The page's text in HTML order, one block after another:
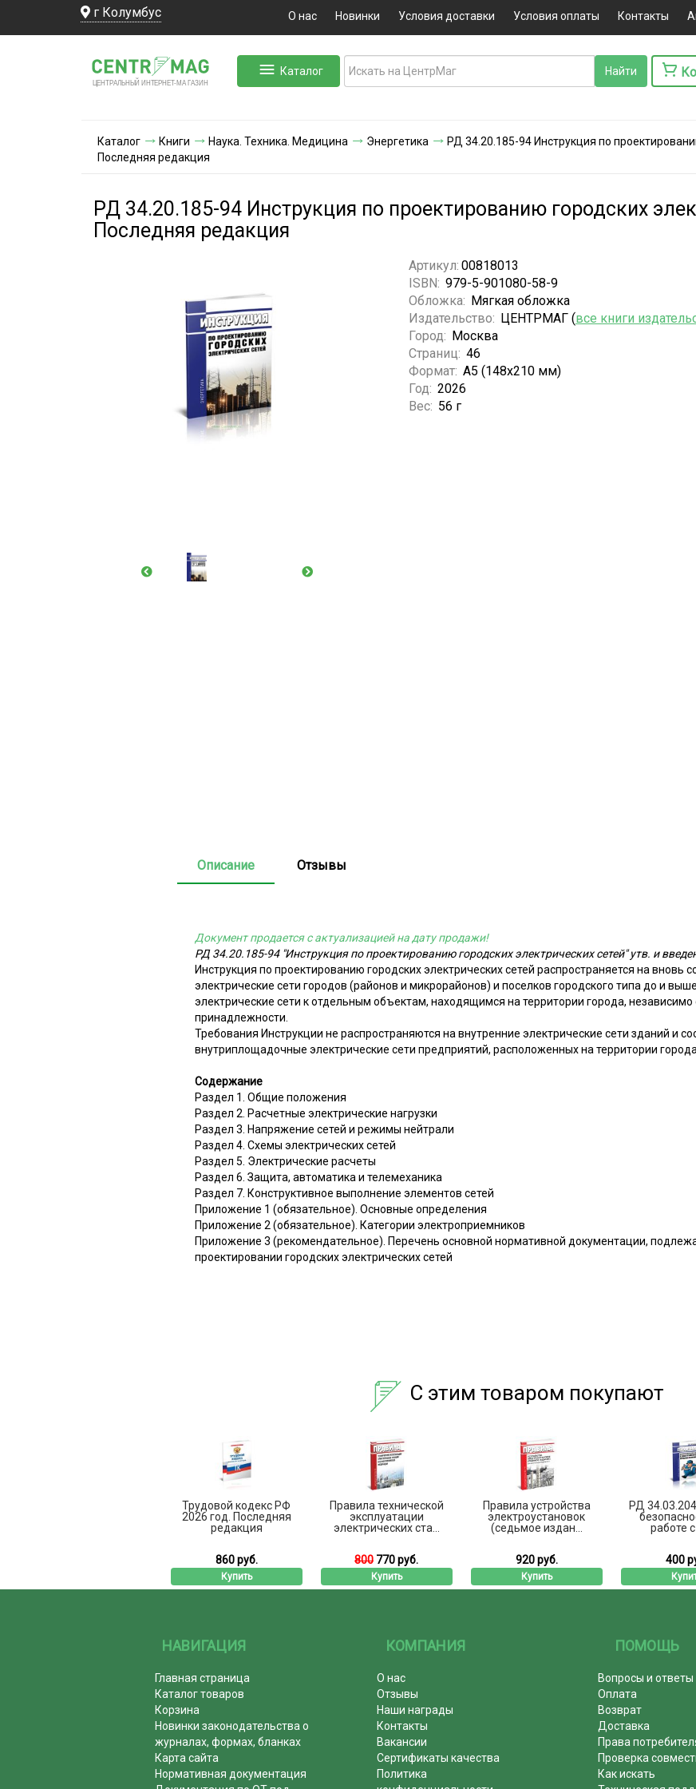
г Колумбус О нас Новинки Условия доставки Условия оплаты Контакты
ЦЕНТРАЛЬНЫЙ ИНТЕРНЕТ-МА ГАЗИН
Каталог
Каталог Книги Наука. Техника. Медицина Энергетика
РД 34.20.185-94 Инструкция по
Последняя редакция
РД 34.20.185-94 Инструкция по проектированию городских
Последняя редакция
Артикул: 00818013
ISBN: 979-5-901080-58-9
Обложка: Мягкая обложка
Издательство: ЦЕНТРМАГ (все книги
Город: Москва
Страниц: 46
Формат: А5 (148x210 мм)
Год: 2026
Вес: 56 г
Описание Отзывы
Документ продается с актуализацией на дату продажи!
РД 34.20.185-94 "Инструкция по проектированию городских электрических сетей" утв. и
Инструкция по проектированию городских электрических сетей распространяется на
электрические сети городов (районов и микрорайонов) и поселков городского типа до и
электрические сети к отдельным объектам, находящимся на территории города,
принадлежности.
Требования Инструкции не распространяются на внутренние электрические сети зданий и
внутриплощадочные электрические сети предприятий, расположенных на территории города.
Содержание
Раздел 1. Общие положения
Раздел 2. Расчетные электрические нагрузки
Раздел 3. Напряжение сетей и режимы нейтрали
Раздел 4. Схемы электрических сетей
Раздел 5. Электрические расчеты
Раздел 6. Защита, автоматика и телемеханика
Раздел 7. Конструктивное выполнение элементов сетей
Приложение 1 (обязательное). Основные определения
Приложение 2 (обязательное). Категории электроприемников
Приложение 3 (рекомендательное). Перечень основной нормативной документации,
проектировании городских электрических сетей
С этим товаром покупают
Трудовой кодекс РФ
2026 год. Последняя
редакция
860 руб.
Купить
Правила технической
эксплуатации
электрических ста...
800 770 руб.
Купить
Правила устройства
электроустановок
(седьмое издан...
920 руб.
Купить
РД
работе
400
НАВИГАЦИЯ
Главная страница
Каталог товаров
Корзина
Новинки законодательства о
журналах, формах, бланках
Карта сайта
Нормативная документация
КОМПАНИЯ
О нас
Отзывы
Наши награды
Контакты
Вакансии
Сертификаты качества
Политика
ПОМОЩЬ
Вопросы и ответы
Оплата
Возврат
Доставка
Права
Проверка
Как искать